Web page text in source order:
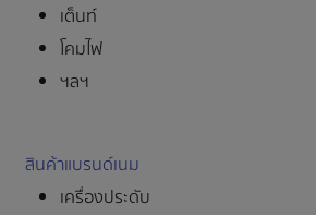
เต็นท์
โคมไฟ
ฯลฯ
สินค้าแบรนด์เนม
เครื่องประดับ